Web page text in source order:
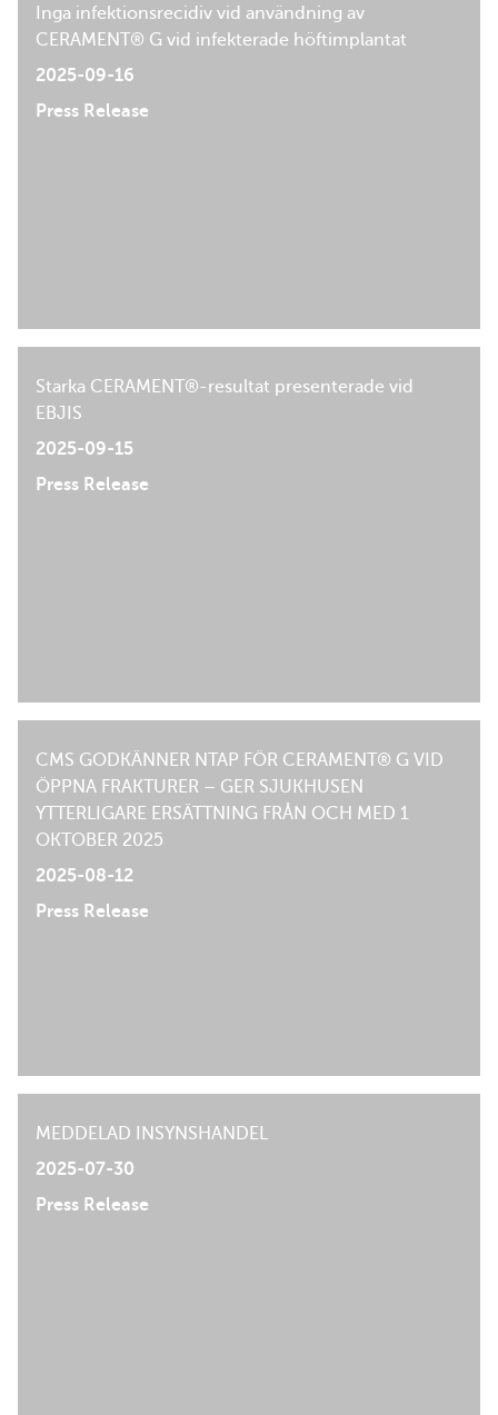
Inga infektionsrecidiv vid användning av
CERAMENT® G vid infekterade höftimplantat
2025-09-16
Press Release
Starka CERAMENT®-resultat presenterade vid
EBJIS
2025-09-15
Press Release
CMS GODKÄNNER NTAP FÖR CERAMENT® G VID
ÖPPNA FRAKTURER – GER SJUKHUSEN
YTTERLIGARE ERSÄTTNING FRÅN OCH MED 1
OKTOBER 2025
2025-08-12
Press Release
MEDDELAD INSYNSHANDEL
2025-07-30
Press Release